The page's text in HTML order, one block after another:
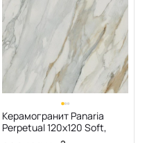
Керамогранит Panaria
Perpetual 120х120 Soft,
Venato Gold, 9 мм